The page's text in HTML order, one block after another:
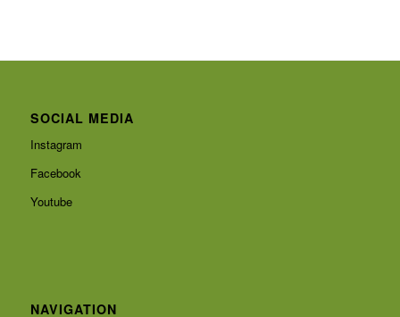
SOCIAL MEDIA
Instagram
Facebook
Youtube
NAVIGATION